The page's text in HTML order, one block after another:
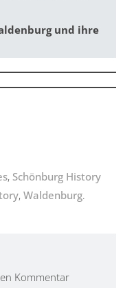
und ihre
, Schönburg History
, Waldenburg.
Kommentar